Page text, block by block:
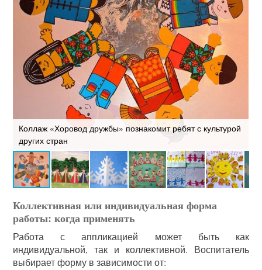
Коллаж «Хоровод дружбы» познакомит ребят с культурой
других стран
Коллективная или индивидуальная форма
работы: когда применять
Работа с аппликацией может быть как
индивидуальной, так и коллективной. Воспитатель
выбирает форму в зависимости от: